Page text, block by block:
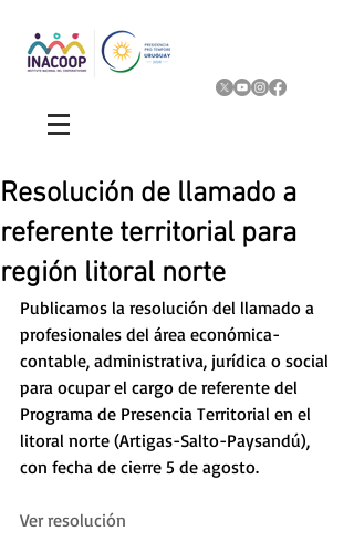
Resolución de llamado a
referente territorial para
región litoral norte
Publicamos la resolución del llamado a
profesionales del área económica-
contable, administrativa, jurídica o social
para ocupar el cargo de referente del
Programa de Presencia Territorial en el
litoral norte (Artigas-Salto-Paysandú),
con fecha de cierre 5 de agosto.
Ver resolución